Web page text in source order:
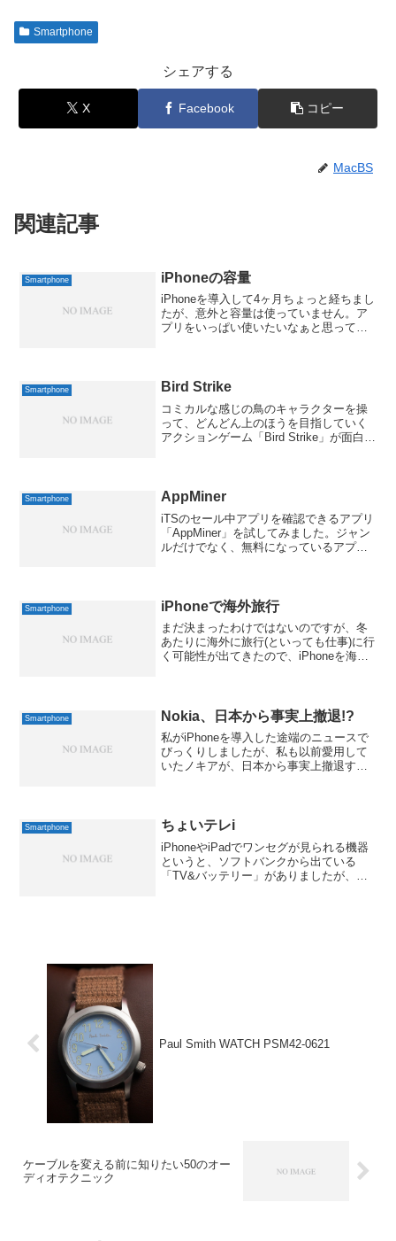
Smartphone
シェアする
X Facebook コピー
MacBS
関連記事
Smartphone iPhoneの容量
iPhoneを導入して4ヶ月ちょっと経ちまし
たが、意外と容量は使っていません。ア
プリをいっぱい使いたいなぁと思って、
体の容量...
Smartphone Bird Strike
コミカルな感じの鳥のキャラクターを操
って、どんどん上のほうを目指していく
アクションゲーム「Bird Strike」が面白そ
iPhone...
Smartphone AppMiner
iTSのセール中アプリを確認できるアプリ
「AppMiner」を試してみました。ジャン
ルだけでなく、無料になっているアプリ
することもで...
Smartphone iPhoneで海外旅行
まだ決まったわけではないのですが、冬
あたりに海外に旅行(といっても仕事)に行
く可能性が出てきたので、iPhoneを海外
いないの...
Smartphone Nokia、日本から事実上撤退!?
私がiPhoneを導入した途端のニュースで
びっくりしましたが、私も以前愛用して
いたノキアが、日本から事実上撤退する
現行のものは...
Smartphone ちょいテレi
iPhoneやiPadでワンセグが見られる機器
というと、ソフトバンクから出ている
「TV&バッテリー」がありましたが、
Paul Smith WATCH PSM42-0621
ケーブルを変える前に知りたい50のオー
ディオテクニック